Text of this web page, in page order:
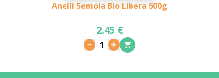
Anelli Semola Bio Libera 500g
2.45 €
1